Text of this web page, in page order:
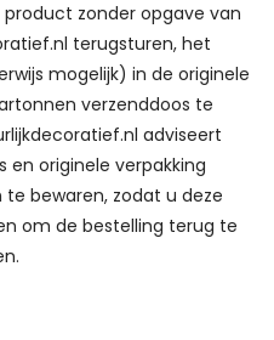
zonder opgave van
terugsturen, het
mogelijk) in de originele
verzenddoos te
adviseert
en originele verpakking
bewaren, zodat u deze
om de bestelling terug te